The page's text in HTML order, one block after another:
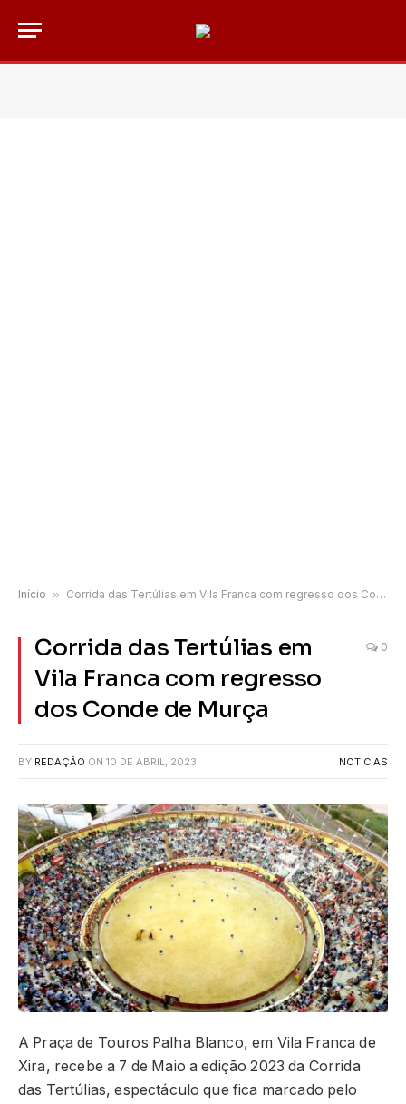
Início » Corrida das Tertúlias em Vila Franca com regresso dos Conde de Murça
Corrida das Tertúlias em
Vila Franca com regresso
dos Conde de Murça
0
BY REDAÇÃO ON 10 DE ABRIL, 2023 NOTICIAS
A Praça de Touros Palha Blanco, em Vila Franca de
Xira, recebe a 7 de Maio a edição 2023 da Corrida
das Tertúlias, espectáculo que fica marcado pelo